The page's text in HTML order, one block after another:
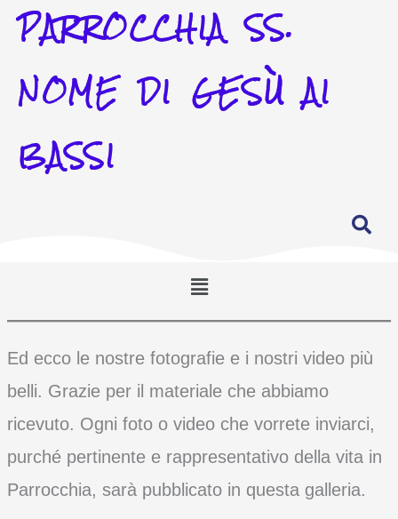
PARROCCHIA SS.
NOME DI GESÙ AI
BASSI
Menu
Ed ecco le nostre fotografie e i nostri video più
belli. Grazie per il materiale che abbiamo
ricevuto. Ogni foto o video che vorrete inviarci,
purché pertinente e rappresentativo della vita in
Parrocchia, sarà pubblicato in questa galleria.